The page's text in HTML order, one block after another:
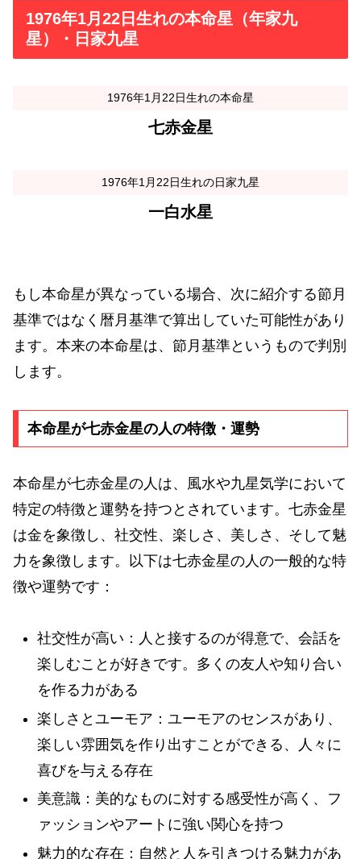
1976年1月22日生れの本命星（年家九
星）・日家九星
1976年1月22日生れの本命星
七赤金星
1976年1月22日生れの日家九星
一白水星
もし本命星が異なっている場合、次に紹介する節月
基準ではなく暦月基準で算出していた可能性があり
ます。本来の本命星は、節月基準というもので判別
します。
本命星が七赤金星の人の特徴・運勢
本命星が七赤金星の人は、風水や九星気学において
特定の特徴と運勢を持つとされています。七赤金星
は金を象徴し、社交性、楽しさ、美しさ、そして魅
力を象徴します。以下は七赤金星の人の一般的な特
徴や運勢です：
社交性が高い：人と接するのが得意で、会話を
楽しむことが好きです。多くの友人や知り合い
を作る力がある
楽しさとユーモア：ユーモアのセンスがあり、
楽しい雰囲気を作り出すことができる、人々に
喜びを与える存在
美意識：美的なものに対する感受性が高く、フ
ァッションやアートに強い関心を持つ
魅力的な存在：自然と人を引きつける魅力があ